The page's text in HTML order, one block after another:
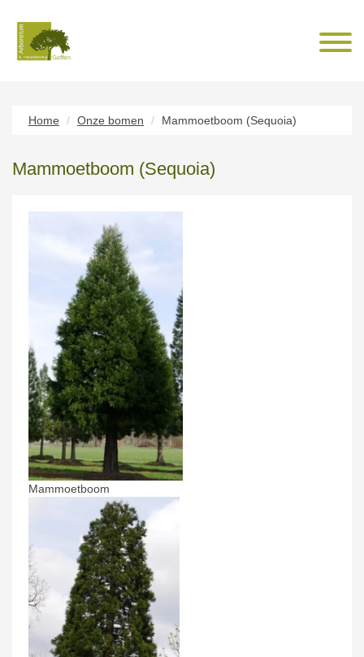
Home Onze bomen Mammoetboom (Sequoia)
Mammoetboom (Sequoia)
Mammoetboom